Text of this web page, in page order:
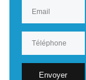
Envoyer